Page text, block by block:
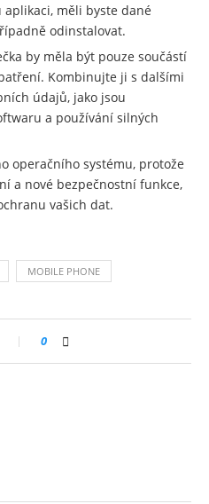
měli byste dané
odinstalovat.
by měla být pouze součástí
Kombinujte ji s dalšími
údajů, jako jsou
a používání silných
operačního systému, protože
a nové bezpečnostní funkce,
vašich dat.
MOBILE PHONE
0